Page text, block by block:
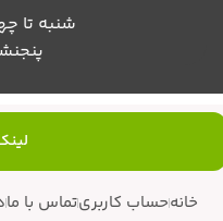
شنبه تا
پنجنشبه:
خانهحساب کاربریتماس با ما